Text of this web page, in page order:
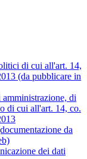
di cui all'art. 14,
(da pubblicare in
di
di cui all'art. 14, co.
da
dei dati